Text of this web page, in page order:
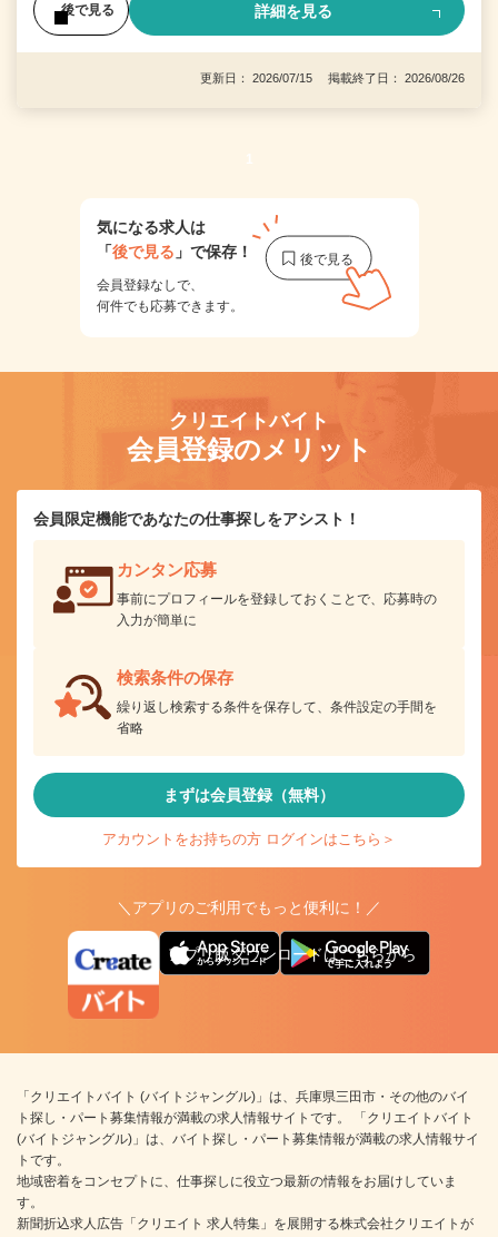
後で見る 詳細を見る
更新日： 2026/07/15 掲載終了日： 2026/08/26
1
気になる求人は
「後で見る 」で保存！
会員登録なしで、
何件でも応募できます。
クリエイトバイト
会員登録のメリット
会員限定機能であなたの仕事探しをアシスト！
カンタン応募
事前にプロフィールを登録しておくことで、応募時の
入力が簡単に
検索条件の保存
繰り返し検索する条件を保存して、条件設定の手間を
省略
まずは会員登録（無料）
アカウントをお持ちの方 ログインはこちら＞
＼アプリのご利用でもっと便利に！／
アプリ版ダウンロードはこちらから
「クリエイトバイト (バイトジャングル)」は、兵庫県三田市・その他のバイ
ト探し・パート募集情報が満載の求人情報サイトです。 「クリエイトバイト
(バイトジャングル)」は、バイト探し・パート募集情報が満載の求人情報サイ
トです。
地域密着をコンセプトに、仕事探しに役立つ最新の情報をお届けしていま
す。
新聞折込求人広告「クリエイト 求人特集」を展開する株式会社クリエイトが